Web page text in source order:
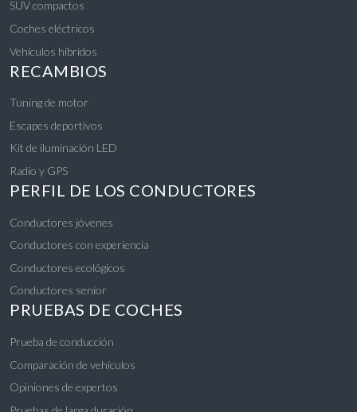
SUV compactos
Coches eléctricos
Vehículos híbridos
RECAMBIOS
Tuning de motor
Escapes deportivos
Kit de iluminación LED
Radio y GPS
PERFIL DE LOS CONDUCTORES
Conductores jóvenes
Conductores con experiencia
Conductores ecológicos
Conductores senior
PRUEBAS DE COCHES
Prueba de conducción
Comparación de vehículos
Opiniones de expertos